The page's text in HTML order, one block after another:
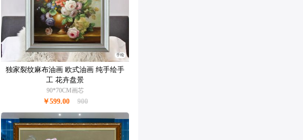
手绘
独家裂纹麻布油画 欧式油画 纯手绘手
工 花卉盘景
90*70CM画芯
￥599.00 900